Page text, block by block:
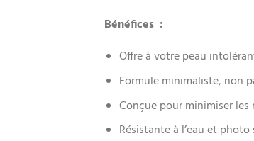
Bénéfices :
Offre à votre peau
Formule minimaliste, non
Conçue pour minimiser les
Résistante à l’eau et